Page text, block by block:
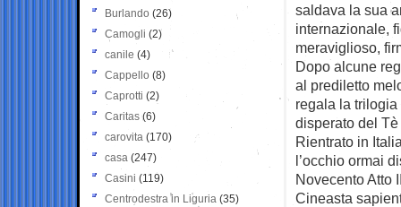
saldava la sua
internazionale,
meraviglioso,
Dopo alcune
al prediletto
regala la trilogia
disperato del
Rientrato in
l’occhio ormai
Novecento Atto
Cineasta
Burlando (26)
Camogli (2)
canile (4)
Cappello (8)
Caprotti (2)
Caritas (6)
carovita (170)
casa (247)
Casini (119)
Centrodestra in Liguria (35)